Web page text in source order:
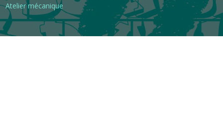
Atelier mécanique